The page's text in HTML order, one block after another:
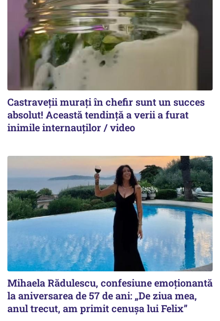
Castraveții murați în chefir sunt un succes
absolut! Această tendință a verii a furat
inimile internauților / video
Mihaela Rădulescu, confesiune emoționantă
la aniversarea de 57 de ani: „De ziua mea,
anul trecut, am primit cenușa lui Felix”